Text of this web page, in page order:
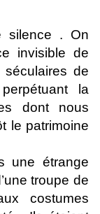
silence . On
invisible de
de
la
dont nous
le patrimoine
une étrange
troupe de
costumes